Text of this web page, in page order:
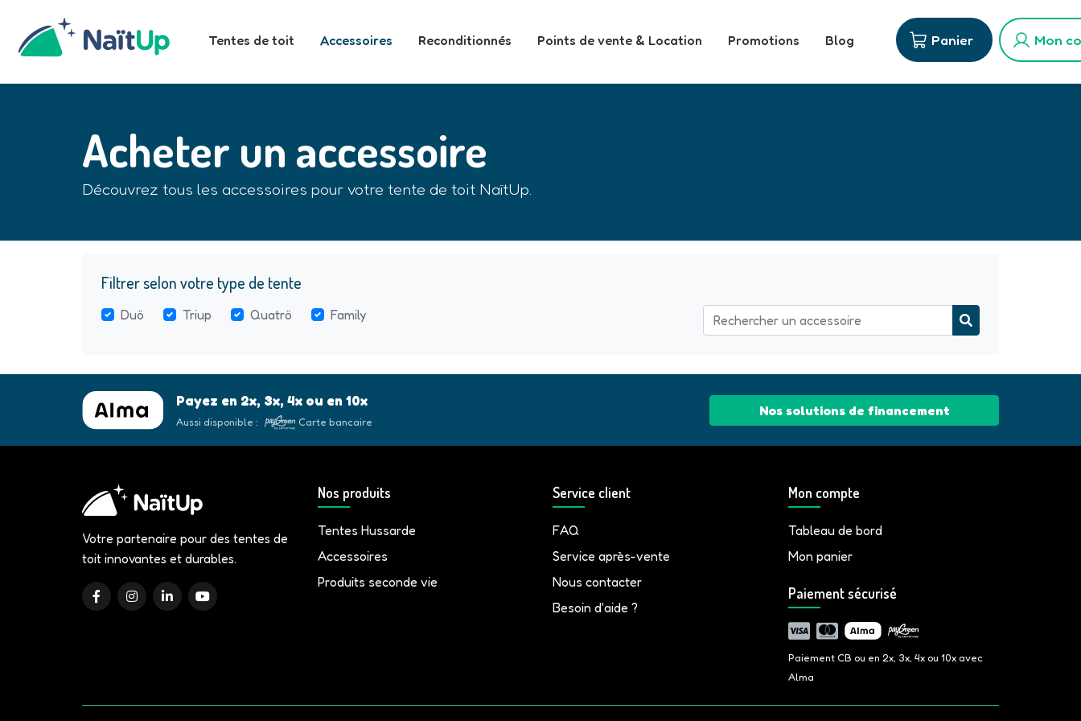
Panier Mon
Tentes de toit Accessoires Reconditionnés Points de vente & Location Promotions Blog
Acheter un accessoire
Découvrez tous les accessoires pour votre tente de toit NaïtUp.
Filtrer selon votre type de tente
Duö Triup Quatrö Family
Payez en 2x, 3x, 4x ou en 10x
Aussi disponible : Carte bancaire
Nos solutions de financement
Votre partenaire pour des tentes de
toit innovantes et durables.
Nos produits
Tentes Hussarde
Accessoires
Produits seconde vie
Service client
FAQ
Service après-vente
Nous contacter
Besoin d'aide ?
Mon compte
Tableau de bord
Mon panier
Paiement sécurisé
Paiement CB ou en 2x, 3x, 4x ou 10x avec
Alma